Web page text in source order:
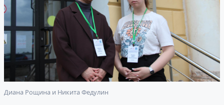
Диана Рощина и Никита Федулин